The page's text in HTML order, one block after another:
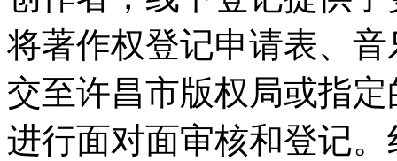
将著作权登记申请表、
交至许昌市版权局或指
进行面对面审核和登记